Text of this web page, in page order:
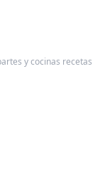
y cocinas recetas